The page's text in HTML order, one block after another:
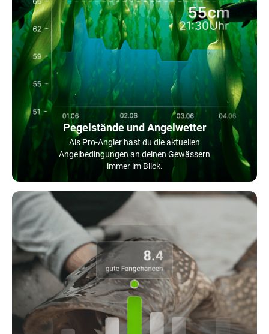
Pegelstände und Angelwetter
Als Pro-Angler hast du die aktuellen
Angelbedingungen an deinen Gewässern
immer im Blick.